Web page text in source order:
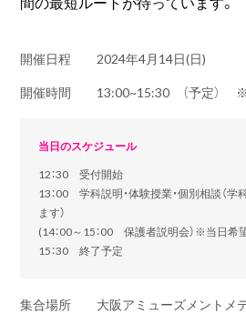
開催日程
2024年4月14日(日)
開催時間
13:00~15:30 （予定） ※
当日のスケジュール
12：30 受付開始
13：00 学科説明・体験授業・個別相談（
ます）
(14：00～15：00 保護者説明会）※当日希
15：30 終了予定
集合場所
大阪アミューズメントメ